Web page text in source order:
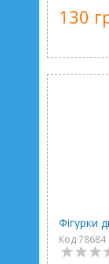
130
Фігурки
Код 78684